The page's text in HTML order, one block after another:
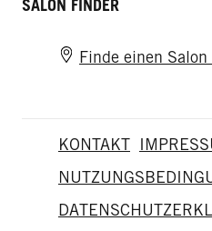
SALON FINDER
Finde einen
KONTAKT